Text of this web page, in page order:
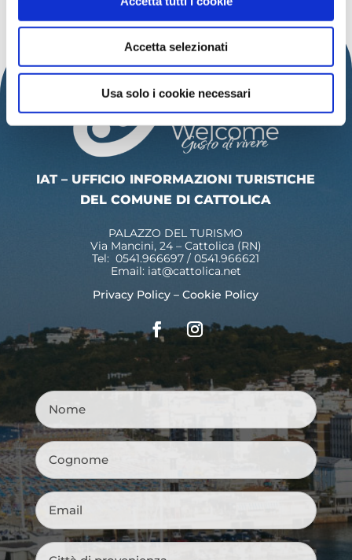
Accetta selezionati
Usa solo i cookie necessari
IAT – UFFICIO INFORMAZIONI TURISTICHE
DEL COMUNE DI CATTOLICA
PALAZZO DEL TURISMO
Via Mancini, 24 – Cattolica (RN)
Tel: 0541.966697 / 0541.966621
Email: iat@cattolica.net
Privacy Policy –Cookie Policy
Nome
Cognome
Email
Città